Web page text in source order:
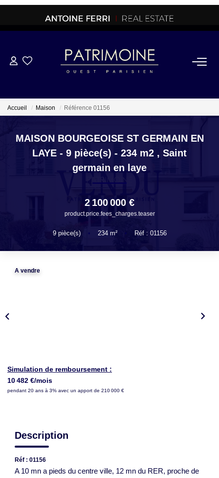
ACHETER
OFF MARKET
NORMANDIE/LA BAULE
BRETAGNE
NOTRE AGENCE
Accueil Maison Référence 01156
MAISON BOURGEOISE ST GERMAIN EN
LAYE - 9 pièce(s) - 234 m2 , Saint
germain en laye
2 100 000 €
product.price.fees_charges.teaser
9pièce(s) 234m² Réf : 01156
A vendre
Simulation de remboursement :
10 482 €/mois
pendant 20 ans à 3% avec un apport de 210 000 €
Description
Réf : 01156
A 10 mn a pieds du centre ville, 12 mn du RER, proche de